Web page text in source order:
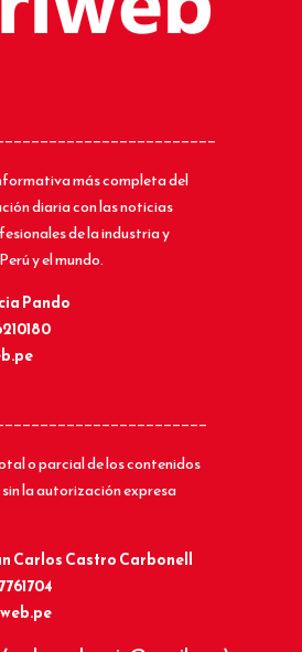
más completa del
diaria con las noticias
de la industria y
y el mundo.
Pando
o parcial de los contenidos
la autorización expresa
Carlos Castro Carbonell